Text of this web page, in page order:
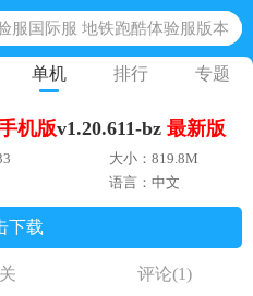
服国际服 地铁跑酷体验服版本
正版 点亮星空共庆周年
腾讯正版 黎明觉醒生机国际服
蛋仔派对体验服
奇 正版奥特曼游戏
单机 排行 专题
机版v1.20.611-bz 最新版
大小：819.8M
语言：中文
下载
评论(1)